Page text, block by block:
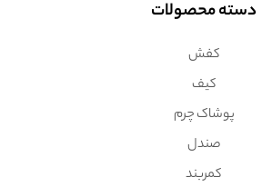
دسته محصولات
کفش
کیف
پوشاک چرم
صندل
کمربند